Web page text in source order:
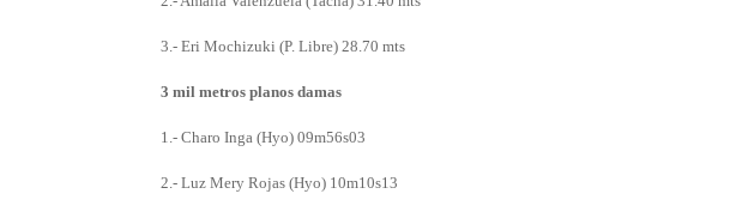
3.- Eri Mochizuki (P. Libre) 28.70 mts
3 mil metros planos damas
1.- Charo Inga (Hyo) 09m56s03
2.- Luz Mery Rojas (Hyo) 10m10s13